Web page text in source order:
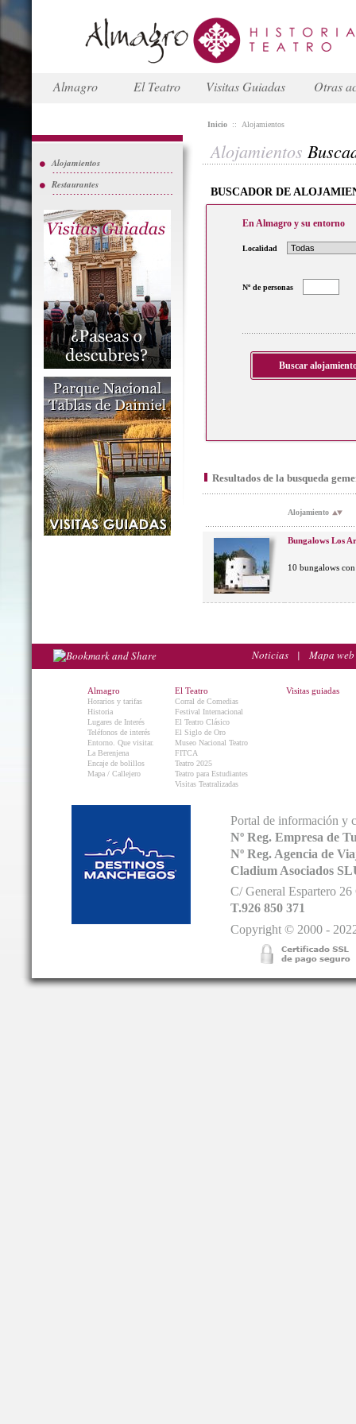
Almagro El Teatro Visitas Guiadas Otras
Alojamientos
Restaurantes
Inicio :: Alojamientos
Alojamientos
BUSCADOR DE
En Almagro y su entorno
Localidad
Nº de personas
Resultados de la busqueda
Alojamiento
Bungalows Los
10 bungalows
Noticias | Mapa web
Almagro
Horarios y tarifas
Historia
Lugares de Interés
Teléfonos de interés
Entorno. Que visitar.
La Berenjena
Encaje de bolillos
Mapa / Callejero
El Teatro
Corral de Comedias
Festival Internacional
El Teatro Clásico
El Siglo de Oro
Museo Nacional Teatro
FITCA
Teatro 2025
Teatro para Estudiantes
Visitas Teatralizadas
Visitas guiadas
Portal de información y
Nº Reg. Empresa de
Nº Reg. Agencia de
Cladium Asociados
C/ General Espartero
T.926 850 371
Copyright © 2000 -